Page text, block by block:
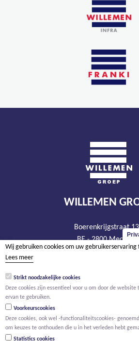
WILLEMEN
Boerenkrijgstraat
BE - 2800 Mechelen
tel +32 15 569 965
BTW BE 0466.256.432
Wij gebruiken cookies om uw
Lees meer
Strikt noodzakelijke cookies
Deze cookies zijn essentieel voor u om door de
ervan te gebruiken.
Voorkeurscookies
Deze cookies, ook wel -functionaliteitscookies-
om keuzes te onthouden die u in het verleden hebt
Statistics cookies